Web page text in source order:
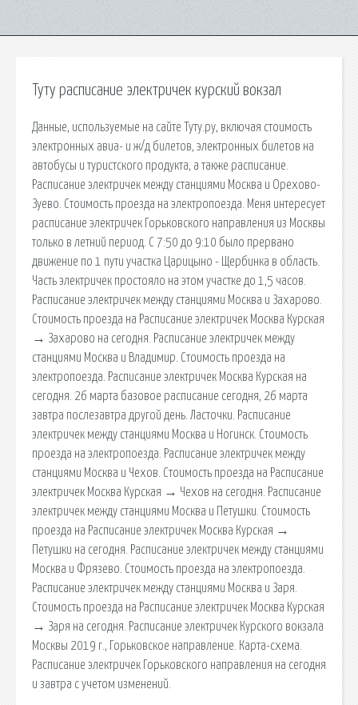
Туту расписание электричек курский вокзал
Данные, используемые на сайте Туту.ру, включая стоимость
электронных авиа- и ж/д билетов, электронных билетов на
автобусы и туристского продукта, а также расписание.
Расписание электричек между станциями Москва и Орехово-
Зуево. Стоимость проезда на электропоезда. Меня интересует
расписание электричек Горьковского направления из Москвы
только в летний период. C 7:50 до 9:10 было прервано
движение по 1 пути участка Царицыно - Щербинка в область.
Часть электричек простояло на этом участке до 1,5 часов.
Расписание электричек между станциями Москва и Захарово.
Стоимость проезда на Расписание электричек Москва Курская
→ Захарово на сегодня. Расписание электричек между
станциями Москва и Владимир. Стоимость проезда на
электропоезда. Расписание электричек Москва Курская на
сегодня. 26 марта базовое расписание сегодня, 26 марта
завтра послезавтра другой день. Ласточки. Расписание
электричек между станциями Москва и Ногинск. Стоимость
проезда на электропоезда. Расписание электричек между
станциями Москва и Чехов. Стоимость проезда на Расписание
электричек Москва Курская → Чехов на сегодня. Расписание
электричек между станциями Москва и Петушки. Стоимость
проезда на Расписание электричек Москва Курская →
Петушки на сегодня. Расписание электричек между станциями
Москва и Фрязево. Стоимость проезда на электропоезда.
Расписание электричек между станциями Москва и Заря.
Стоимость проезда на Расписание электричек Москва Курская
→ Заря на сегодня. Расписание электричек Курского вокзала
Москвы 2019 г., Горьковское направление. Карта-схема.
Расписание электричек Горьковского направления на сегодня
и завтра с учетом изменений.